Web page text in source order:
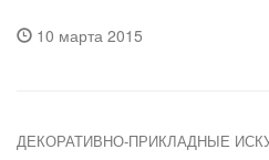
10 марта 2015
ДЕКОРАТИВНО-ПРИКЛАДНЫЕ